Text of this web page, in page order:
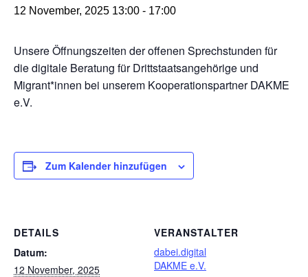
12 November, 2025 13:00 - 17:00
Unsere Öffnungszeiten der offenen Sprechstunden für
die digitale Beratung für Drittstaatsangehörige und
Migrant*innen bei unserem Kooperationspartner DAKME
e.V.
Zum Kalender hinzufügen
DETAILS
Datum:
12 November, 2025
VERANSTALTER
dabei.digital
DAKME e.V.